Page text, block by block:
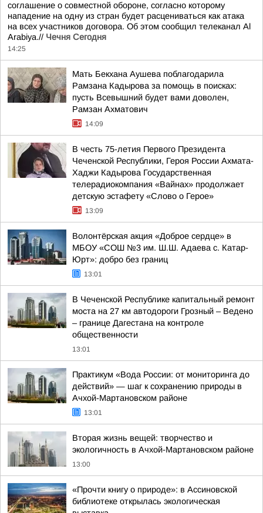
соглашение о совместной обороне, согласно которому
нападение на одну из стран будет расцениваться как атака
на всех участников договора. Об этом сообщил телеканал Al
Arabiya.// Чечня Сегодня
14:25
Мать Бекхана Аушева поблагодарила
Рамзана Кадырова за помощь в поисках:
пусть Всевышний будет вами доволен,
Рамзан Ахматович
14:09
В честь 75-летия Первого Президента
Чеченской Республики, Героя России Ахмата-
Хаджи Кадырова Государственная
телерадиокомпания «Вайнах» продолжает
детскую эстафету «Слово о Герое»
13:09
Волонтёрская акция «Доброе сердце» в
МБОУ «СОШ №3 им. Ш.Ш. Адаева с. Катар-
Юрт»: добро без границ
13:01
В Чеченской Республике капитальный ремонт
моста на 27 км автодороги Грозный – Ведено
– границе Дагестана на контроле
общественности
13:01
Практикум «Вода России: от мониторинга до
действий» — шаг к сохранению природы в
Ачхой-Мартановском районе
13:01
Вторая жизнь вещей: творчество и
экологичность в Ачхой-Мартановском районе
13:00
«Прочти книгу о природе»: в Ассиновской
библиотеке открылась экологическая